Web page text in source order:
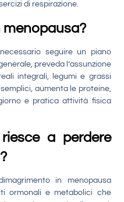
di respirazione.
menopausa?
seguire un piano
preveda l’assunzione
integrali, legumi e grassi
aumenta le proteine,
e pratica attività fisica
a perdere
in menopausa
ormonali e metabolici che